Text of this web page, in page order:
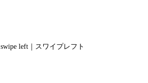
swipe left｜スワイプレフト